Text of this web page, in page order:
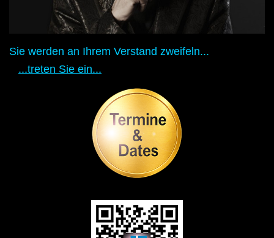
Sie werden an Ihrem Verstand zweifeln...
...treten Sie ein...